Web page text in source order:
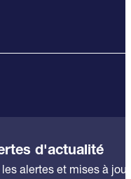
d'actualité
alertes et mises à jour